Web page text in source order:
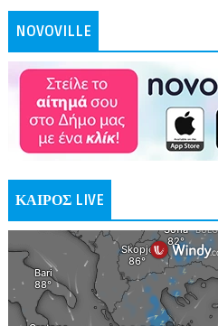
NOVOVILLE
ΚΑΙΡΟΣ LIVE